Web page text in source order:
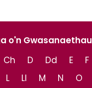
o'n Gwasanaethau
Ch D Dd E F
L Ll M N O